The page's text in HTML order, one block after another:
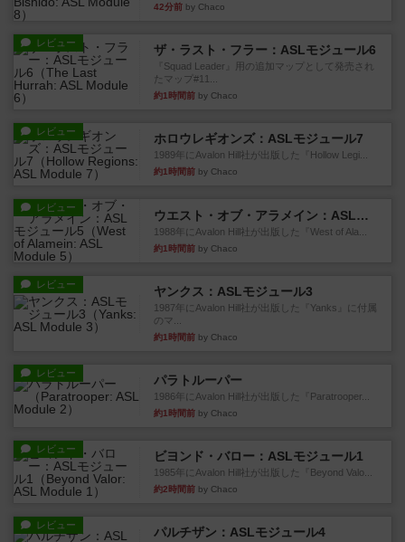
42分前 by Chaco
レビュー ザ・ラスト・フラー：ASLモジュール6
『Squad Leader』用の追加マップとして発売され
たマップ#11...
約1時間前 by Chaco
レビュー ホロウレギオンズ：ASLモジュール7
1989年にAvalon Hill社が出版した『Hollow Legi...
約1時間前 by Chaco
レビュー
ウエスト・オブ・アラメイン：ASLモジュール5
1988年にAvalon Hill社が出版した『West of Ala...
約1時間前 by Chaco
レビュー ヤンクス：ASLモジュール3
1987年にAvalon Hill社が出版した『Yanks』に付属
のマ...
約1時間前 by Chaco
レビュー パラトルーパー
1986年にAvalon Hill社が出版した『Paratrooper...
約1時間前 by Chaco
レビュー ビヨンド・バロー：ASLモジュール1
1985年にAvalon Hill社が出版した『Beyond Valo...
約2時間前 by Chaco
レビュー パルチザン：ASLモジュール4